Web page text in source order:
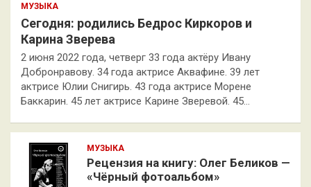
МУЗЫКА
Сегодня: родились Бедрос Киркоров и
Карина Зверева
2 июня 2022 года, четверг 33 года актёру Ивану
Добронравову. 34 года актрисе Аквафине. 39 лет
актрисе Юлии Снигирь. 43 года актрисе Морене
Баккарин. 45 лет актрисе Карине Зверевой. 45…
МУЗЫКА
Рецензия на книгу: Олег Беликов —
«Чёрный фотоальбом»